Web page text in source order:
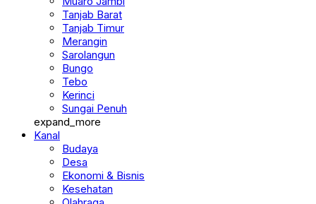
Tanjab Barat
Tanjab Timur
Merangin
Sarolangun
Bungo
Tebo
Kerinci
Sungai Penuh
expand_more
Kanal
Budaya
Desa
Ekonomi & Bisnis
Kesehatan